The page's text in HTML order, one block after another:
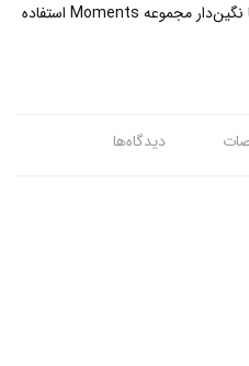
سایر چارم‌های زمستانی، کریسمسی یا نگین‌دار مجموعه Moments استفاده
دیدگاه‌ها